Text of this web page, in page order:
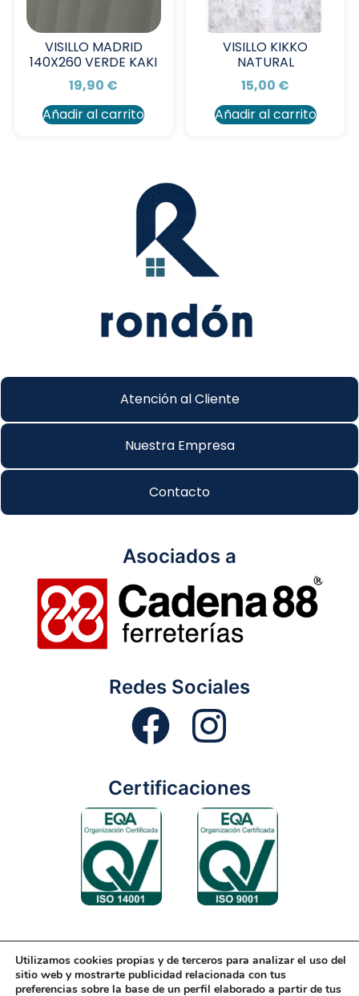
VISILLO MADRID
140X260 VERDE KAKI
19,90 €
Añadir al carrito
VISILLO KIKKO
NATURAL
15,00 €
Añadir al carrito
Atención al Cliente
Nuestra Empresa
Contacto
Asociados a
Redes Sociales
Certificaciones
Aviso Legal Condiciones Generales
Diseño Web
Utilizamos cookies propias y de terceros para analizar el uso del
sitio web y mostrarte publicidad relacionada con tus
preferencias sobre la base de un perfil elaborado a partir de tus